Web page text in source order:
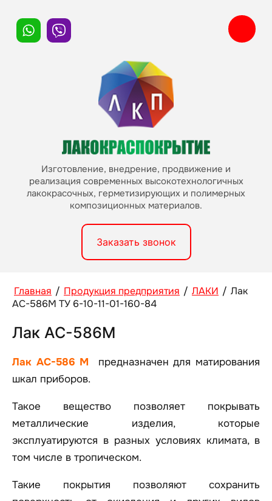
Изготовление, внедрение, продвижение и
реализация современных высокотехнологичных
лакокрасочных, герметизирующих и полимерных
композиционных материалов.
Заказать звонок
Главная / Продукция предприятия / ЛАКИ / Лак
АС-586М ТУ 6-10-11-01-160-84
Лак АС-586М
Лак АС-586 М
предназначен для матирования
шкал приборов.
Такое вещество позволяет покрывать
металлические изделия, которые
эксплуатируются в разных условиях климата, в
том числе в тропическом.
Такие покрытия позволяют сохранить